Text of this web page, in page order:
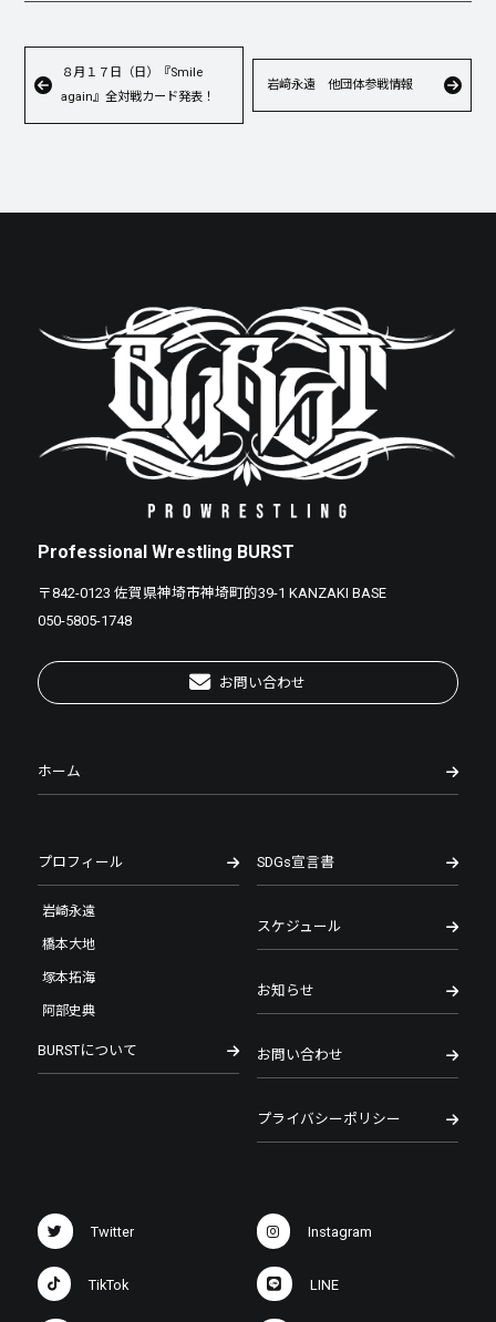
８月１７日（日）『Smile
again』全対戦カード発表！
岩﨑永遠 他団体参戦情報
Professional Wrestling BURST
〒842-0123 佐賀県神埼市神埼町的39-1 KANZAKI BASE
050-5805-1748
お問い合わせ
ホーム
プロフィール
岩崎永遠
橋本大地
塚本拓海
阿部史典
BURSTについて
SDGs宣言書
スケジュール
お知らせ
お問い合わせ
プライバシーポリシー
Twitter Instagram
TikTok LINE